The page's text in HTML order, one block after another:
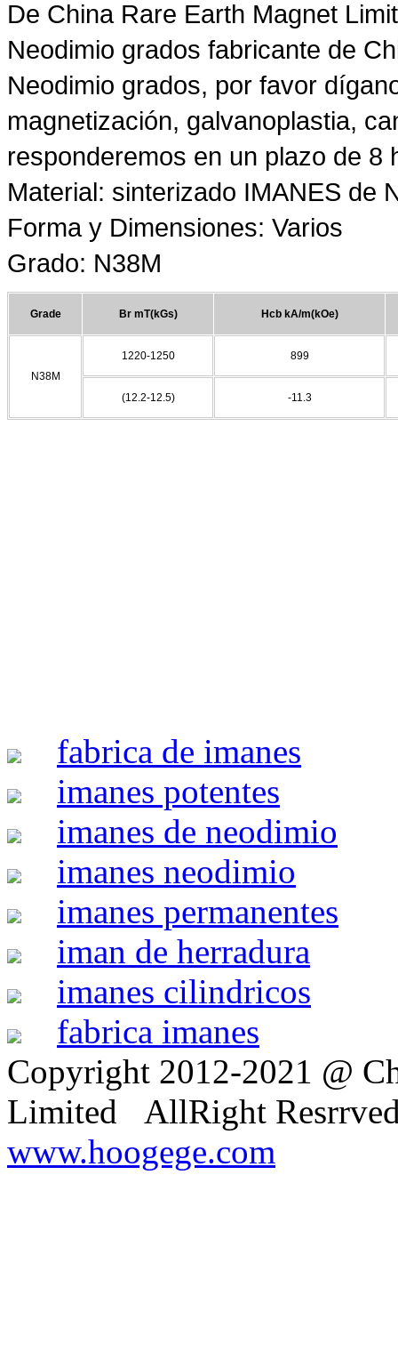
De China Rare Earth Magnet
Neodimio grados fabricante de
Neodimio grados, por favor
magnetización, galvanoplastia,
responderemos en un plazo de 8
Material: sinterizado IMANES de
Forma y Dimensiones: Varios
Grado: N38M
Grade Br mT(kGs) Hcb kA/m(kOe)
N38M
1220-1250 899
(12.2-12.5) -11.3
fabrica de imanes
imanes potentes
imanes de neodimio
imanes neodimio
imanes permanentes
iman de herradura
imanes cilindricos
fabrica imanes
Copyright 2012-2021 @
Limited AllRight Resrrved
www.hoogege.com